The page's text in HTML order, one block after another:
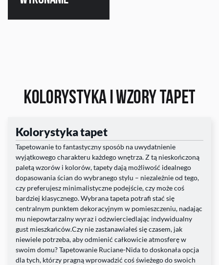
Kolorystyka iwzory tapet
Kolorystyka tapet
Tapetowanie to fantastyczny sposób na uwydatnienie
wyjątkowego charakteru każdego wnętrza. Z tą nieskończoną
paletą wzorów i kolorów, tapety dają możliwość idealnego
dopasowania ścian do wybranego stylu – niezależnie od tego,
czy preferujesz minimalistyczne podejście, czy może coś
bardziej klasycznego. Wybrana tapeta potrafi stać się
centralnym punktem dekoracyjnym w pomieszczeniu, nadając
mu niepowtarzalny wyraz i odzwierciedlając indywidualny
gust mieszkańców.Czy nie zastanawiałeś się czasem, jak
niewiele potrzeba, aby odmienić całkowicie atmosferę w
swoim domu? Tapetowanie Ruciane-Nida to doskonała opcja
dla tych, którzy pragną wprowadzić coś świeżego do swoich